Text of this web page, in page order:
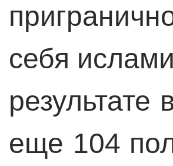
себя
результате
еще 104